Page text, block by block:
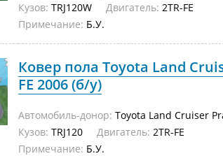
Кузов: TRJ120W Двигатель: 2TR-FE
Примечание: Б.У.
Ковер пола Toyota Land
FE 2006 (б/у)
Автомобиль-донор: Toyota Land Cruiser
Кузов: TRJ120 Двигатель: 2TR-FE
Примечание: Б.У.